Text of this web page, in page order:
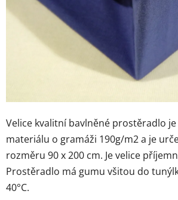
Velice kvalitní bavlněné prostěradlo
materiálu o gramáži 190g/m2 a je
rozměru 90 x 200 cm. Je velice
Prostěradlo má gumu všitou do
40°C.
hvězdiček.